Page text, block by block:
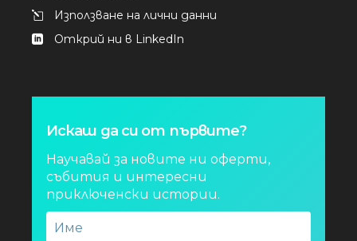
Използване на лични данни
Открий ни в LinkedIn
Искаш да си от първите?
Научавай за новите ни оферти,
събития и интересни
приключенски истории.